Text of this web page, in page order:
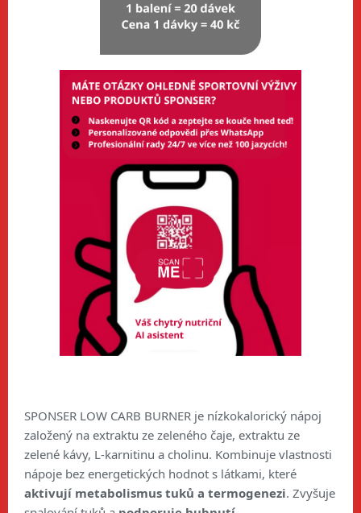
SPONSER LOW CARB BURNER je nízkokalorický nápoj
založený na extraktu ze zeleného čaje, extraktu ze
zelené kávy, L-karnitinu a cholinu. Kombinuje vlastnosti
nápoje bez energetických hodnot s látkami, které
aktivují metabolismus tuků a termogenezi. Zvyšuje